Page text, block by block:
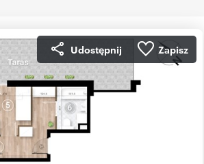
Udostępnij Zapisz